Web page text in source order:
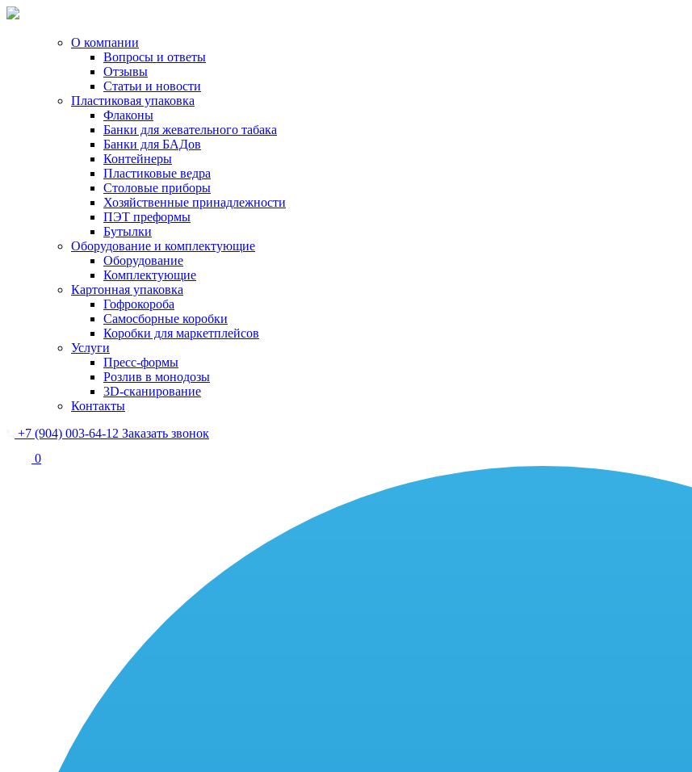
О компании
Вопросы и ответы
Отзывы
Статьи и новости
Пластиковая упаковка
Флаконы
Банки для жевательного табака
Банки для БАДов
Контейнеры
Пластиковые ведра
Столовые приборы
Хозяйственные принадлежности
ПЭТ преформы
Бутылки
Оборудование и комплектующие
Оборудование
Комплектующие
Картонная упаковка
Гофрокороба
Самосборные коробки
Коробки для маркетплейсов
Услуги
Пресс-формы
Розлив в монодозы
3D-сканирование
Контакты
+7 (904) 003-64-12 Заказать звонок
0